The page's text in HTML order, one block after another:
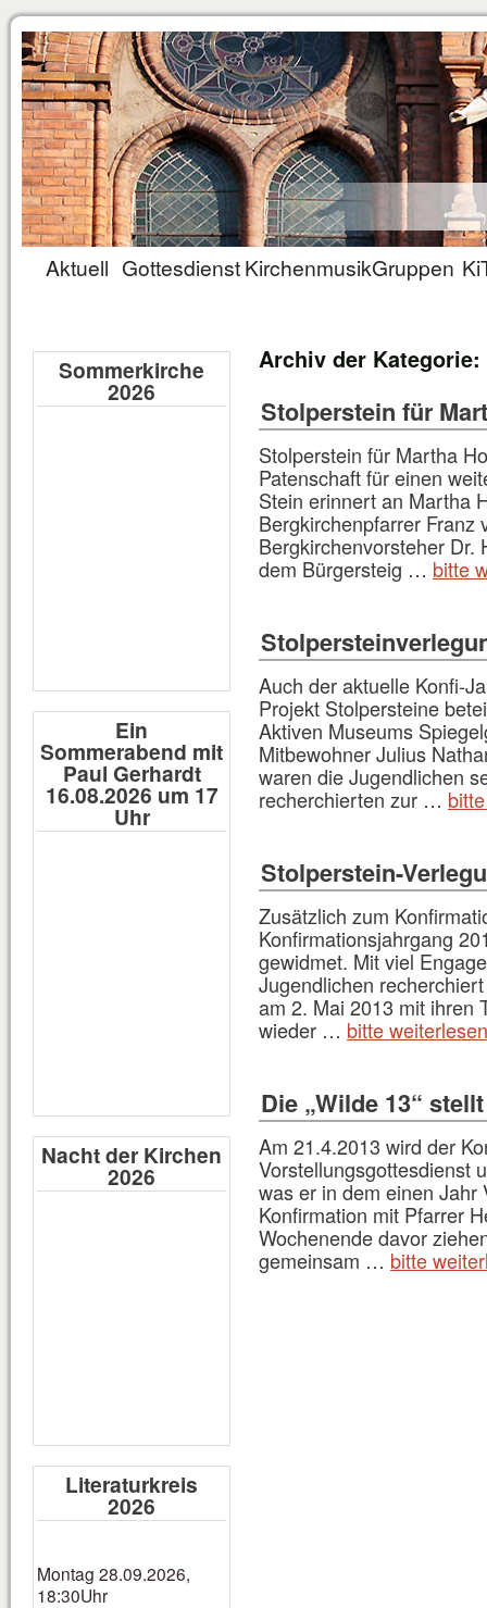
Aktuell GottesdienstKirchenmusikGruppen
Archiv der Kategorie:
Stolperstein für
Stolperstein für Martha
Patenschaft für einen
Stein erinnert an Martha
Bergkirchenpfarrer Franz
Bergkirchenvorsteher Dr.
dem Bürgersteig … bitte
Auch der aktuelle Konfi-
Projekt Stolpersteine
Aktiven Museums
Mitbewohner Julius
waren die Jugendlichen
recherchierten zur …
Stolperstein-
Zusätzlich zum
Konfirmationsjahrgang
gewidmet. Mit viel
Jugendlichen
am 2. Mai 2013 mit ihren
wieder … bitte weiterlesen
Die „Wilde 13“
Am 21.4.2013 wird der
Vorstellungsgottesdienst
was er in dem einen Jahr
Konfirmation mit Pfarrer
Wochenende davor
gemeinsam … bitte
Sommerkirche
2026
Ein
Sommerabend mit
Paul Gerhardt
16.08.2026 um 17
Uhr
Nacht der Kirchen
2026
Literaturkreis
2026
Montag 28.09.2026,
18:30Uhr